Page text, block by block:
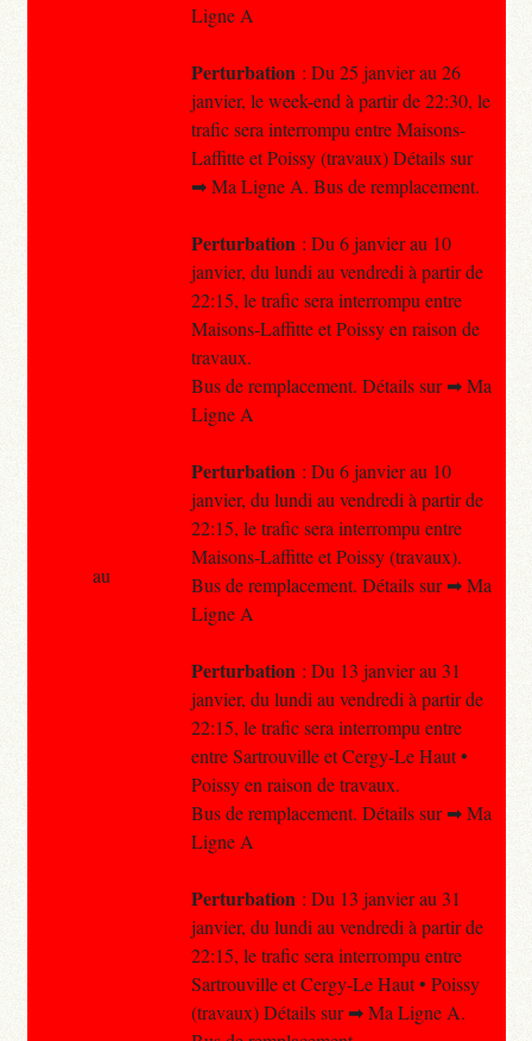
Ligne A
Perturbation : Du 25 janvier au 26
janvier, le week-end à partir de 22:30, le
trafic sera interrompu entre Maisons-
Laffitte et Poissy (travaux) Détails sur
➡ Ma Ligne A. Bus de remplacement.
Perturbation : Du 6 janvier au 10
janvier, du lundi au vendredi à partir de
22:15, le trafic sera interrompu entre
Maisons-Laffitte et Poissy en raison de
travaux.
Bus de remplacement. Détails sur ➡ Ma
Ligne A
Perturbation : Du 6 janvier au 10
janvier, du lundi au vendredi à partir de
22:15, le trafic sera interrompu entre
Maisons-Laffitte et Poissy (travaux).
Bus de remplacement. Détails sur ➡ Ma
Ligne A
Perturbation : Du 13 janvier au 31
janvier, du lundi au vendredi à partir de
22:15, le trafic sera interrompu entre
entre Sartrouville et Cergy-Le Haut •
Poissy en raison de travaux.
Bus de remplacement. Détails sur ➡ Ma
Ligne A
Perturbation : Du 13 janvier au 31
janvier, du lundi au vendredi à partir de
22:15, le trafic sera interrompu entre
Sartrouville et Cergy-Le Haut • Poissy
(travaux) Détails sur ➡ Ma Ligne A.
au